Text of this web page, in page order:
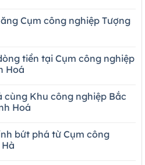
Cụm công nghiệp Tượng
tiền tại Cụm công nghiệp
Hoá
cùng Khu công nghiệp Bắc
Hoá
bứt phá từ Cụm công